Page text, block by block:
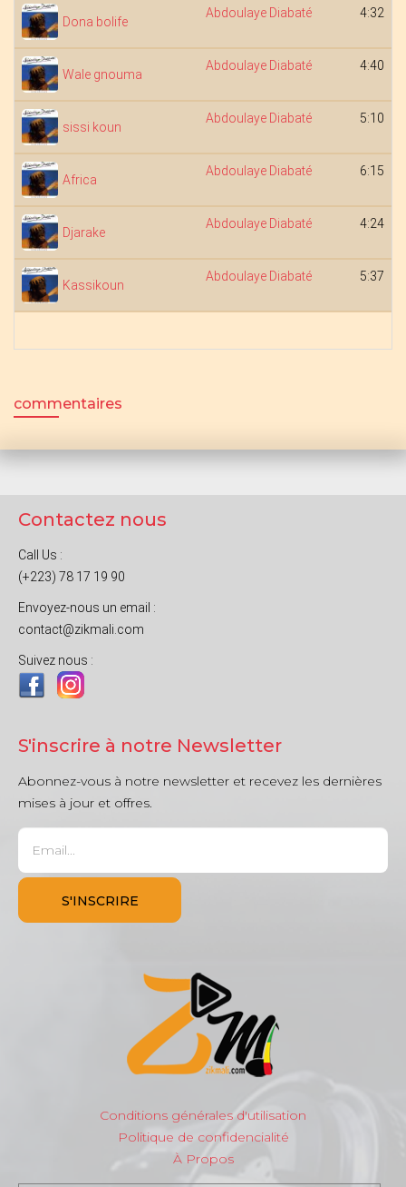
Dona bolife
Abdoulaye Diabaté 4:32
Wale gnouma
Abdoulaye Diabaté 4:40
sissi koun
Abdoulaye Diabaté 5:10
Africa
Abdoulaye Diabaté 6:15
Djarake
Abdoulaye Diabaté 4:24
Kassikoun
Abdoulaye Diabaté 5:37
commentaires
Contactez nous
Call Us :
(+223) 78 17 19 90
Envoyez-nous un email :
contact@zikmali.com
Suivez nous :
S'inscrire à notre Newsletter
Abonnez-vous à notre newsletter et recevez les dernières
mises à jour et offres.
Conditions générales d'utilisation
Politique de confidencialité
À Propos